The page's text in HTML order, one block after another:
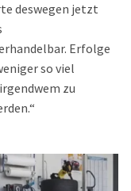
deswegen jetzt
Erfolge
so viel
zu